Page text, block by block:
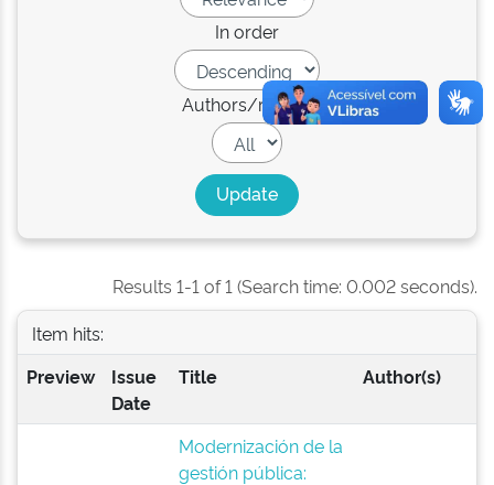
In order
Authors/record
Results 1-1 of 1 (Search time: 0.002 seconds).
Item hits:
Preview
Issue
Date
Title Author(s)
Modernización de la
gestión pública: